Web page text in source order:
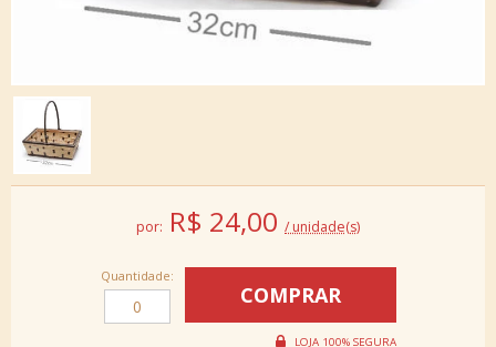
por: R$ 24,00 / unidade(s)
Quantidade: